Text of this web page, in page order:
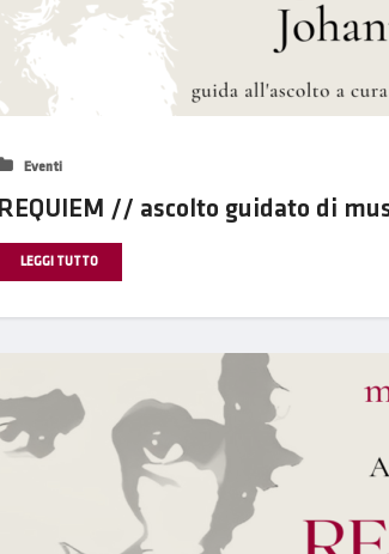
Eventi
REQUIEM // ascolto guidato di
LEGGI TUTTO